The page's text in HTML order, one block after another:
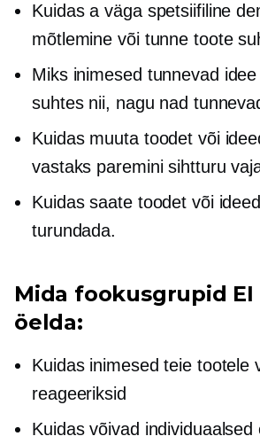
Kuidas aväga spetsiifiline
mõtlemine või tunne toote
Miks inimesed tunnevad
suhtes nii, nagu nad
Kuidas muuta toodet või
vastaks paremini sihtturu
Kuidas saate toodet või
turundada.
Mida fookusgrupid EI
öelda:
Kuidas inimesed teie tootele
reageeriksid
Kuidas võivad individuaalsed